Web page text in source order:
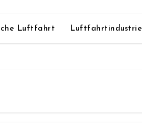
Luftfahrt Luftfahrtindustrie